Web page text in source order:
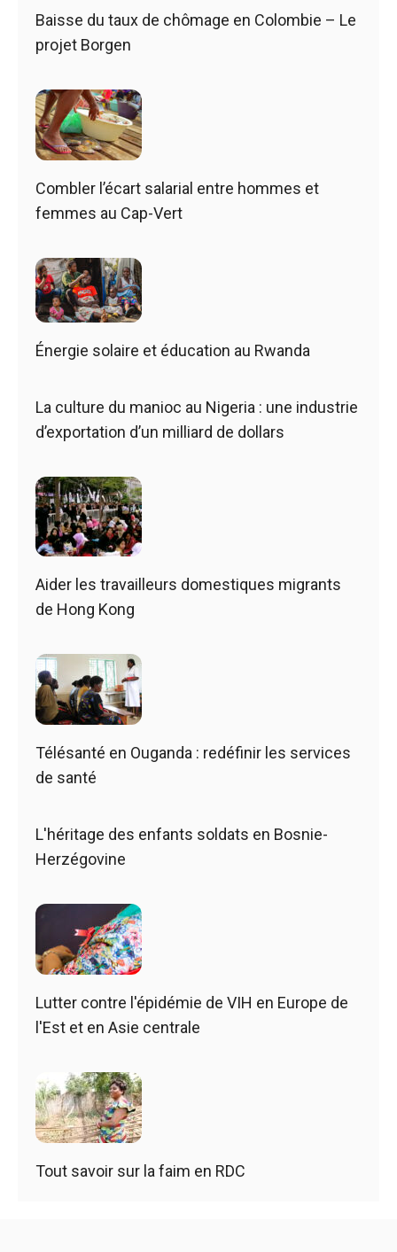
Baisse du taux de chômage en Colombie – Le
projet Borgen
Combler l’écart salarial entre hommes et
femmes au Cap-Vert
Énergie solaire et éducation au Rwanda
La culture du manioc au Nigeria : une industrie
d’exportation d’un milliard de dollars
Aider les travailleurs domestiques migrants
de Hong Kong
Télésanté en Ouganda : redéfinir les services
de santé
L'héritage des enfants soldats en Bosnie-
Herzégovine
Lutter contre l'épidémie de VIH en Europe de
l'Est et en Asie centrale
Tout savoir sur la faim en RDC